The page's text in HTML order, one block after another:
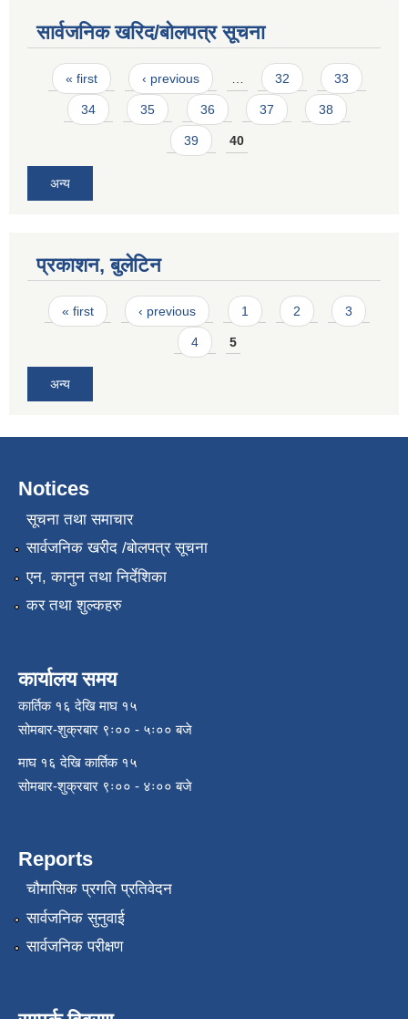
सार्वजनिक खरिद/बोलपत्र सूचना
Pages
« first ‹ previous … 32 33
34 35 36 37 38
39 40
अन्य
प्रकाशन, बुलेटिन
Pages
« first ‹ previous 1 2 3
4 5
अन्य
Notices
सूचना तथा समाचार
सार्वजनिक खरीद /बोलपत्र सूचना
एन, कानुन तथा निर्देशिका
कर तथा शुल्कहरु
कार्यालय समय
कार्तिक १६ देखि माघ १५
सोमबार-शुक्रबार ९ः०० - ५ः०० बजे
माघ १६ देखि कार्तिक १५
सोमबार-शुक्रबार ९ः०० - ४ः०० बजे
Reports
चौमासिक प्रगति प्रतिवेदन
सार्वजनिक सुनुवाई
सार्वजनिक परीक्षण